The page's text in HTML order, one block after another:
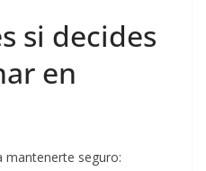
si decides
en
mantenerte seguro: